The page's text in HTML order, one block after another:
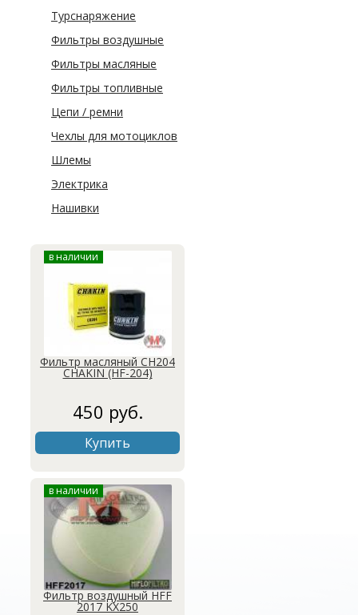
Турснаряжение
Фильтры воздушные
Фильтры масляные
Фильтры топливные
Цепи / ремни
Чехлы для мотоциклов
Шлемы
Электрика
Нашивки
в наличии
Фильтр масляный CH204
CHAKIN (HF-204)
450 руб.
Купить
в наличии
Фильтр воздушный HFF
2017 KX250